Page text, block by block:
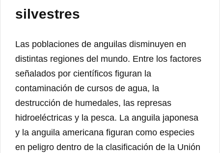
silvestres
Las poblaciones de anguilas disminuyen en
distintas regiones del mundo. Entre los factores
señalados por científicos figuran la
contaminación de cursos de agua, la
destrucción de humedales, las represas
hidroeléctricas y la pesca. La anguila japonesa
y la anguila americana figuran como especies
en peligro dentro de la clasificación de la Unión